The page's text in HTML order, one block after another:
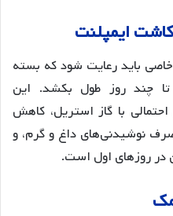
کاشت ایمپلنت
باید رعایت شود که بسته
چند روز طول بکشد. این
با گاز استریل، کاهش
نوشیدنی‌های داغ و گرم، و
روزهای اول است.